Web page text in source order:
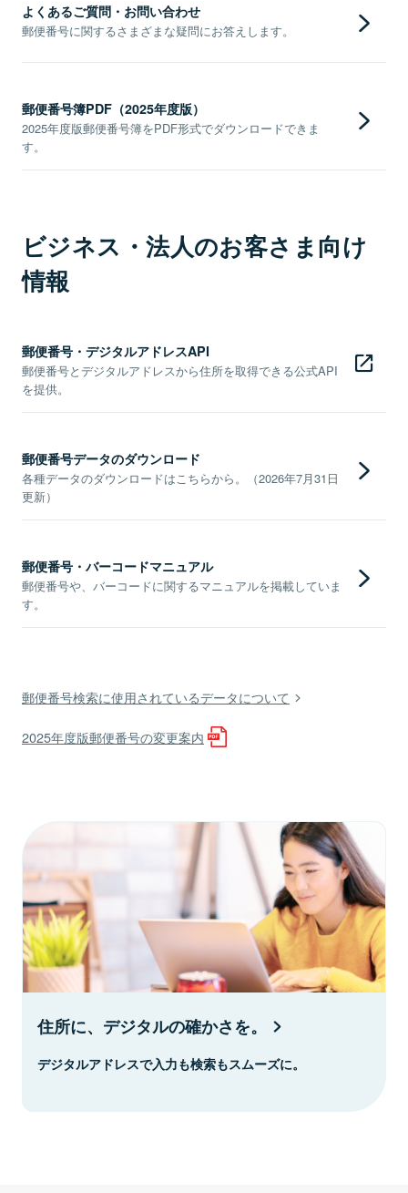
よくあるご質問・お問い合わせ
郵便番号に関するさまざまな疑問にお答えします。
郵便番号簿PDF（2025年度版）
2025年度版郵便番号簿をPDF形式でダウンロードできま
す。
ビジネス・法人のお客さま向け
情報
郵便番号・デジタルアドレスAPI
郵便番号とデジタルアドレスから住所を取得できる公式API
を提供。
郵便番号データのダウンロード
各種データのダウンロードはこちらから。（2026年7月31日
更新）
郵便番号・バーコードマニュアル
郵便番号や、バーコードに関するマニュアルを掲載していま
す。
郵便番号検索に使用されているデータについて
2025年度版郵便番号の変更案内
住所に、デジタルの確かさを。
デジタルアドレスで入力も検索もスムーズに。